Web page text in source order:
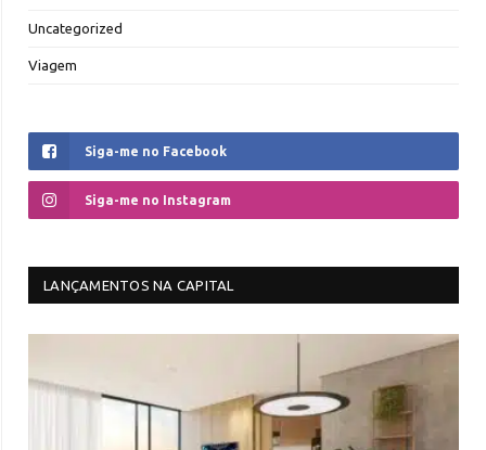
Uncategorized
Viagem
Siga-me no Facebook
Siga-me no Instagram
LANÇAMENTOS NA CAPITAL